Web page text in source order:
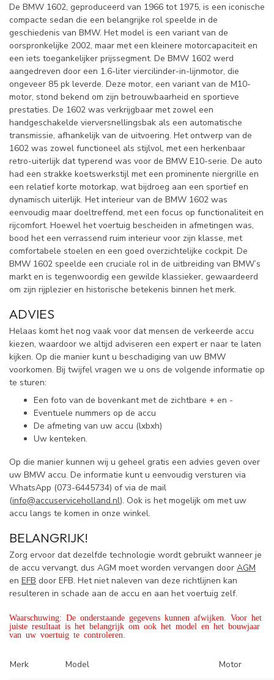
De BMW 1602, geproduceerd van 1966 tot 1975, is een iconische
compacte sedan die een belangrijke rol speelde in de
geschiedenis van BMW. Het model is een variant van de
oorspronkelijke 2002, maar met een kleinere motorcapaciteit en
een iets toegankelijker prijssegment. De BMW 1602 werd
aangedreven door een 1.6-liter viercilinder-in-lijnmotor, die
ongeveer 85 pk leverde. Deze motor, een variant van de M10-
motor, stond bekend om zijn betrouwbaarheid en sportieve
prestaties. De 1602 was verkrijgbaar met zowel een
handgeschakelde vierversnellingsbak als een automatische
transmissie, afhankelijk van de uitvoering. Het ontwerp van de
1602 was zowel functioneel als stijlvol, met een herkenbaar
retro-uiterlijk dat typerend was voor de BMW E10-serie. De auto
had een strakke koetswerkstijl met een prominente niergrille en
een relatief korte motorkap, wat bijdroeg aan een sportief en
dynamisch uiterlijk. Het interieur van de BMW 1602 was
eenvoudig maar doeltreffend, met een focus op functionaliteit en
rijcomfort. Hoewel het voertuig bescheiden in afmetingen was,
bood het een verrassend ruim interieur voor zijn klasse, met
comfortabele stoelen en een goed overzichtelijke cockpit. De
BMW 1602 speelde een cruciale rol in de uitbreiding van BMW’s
markt en is tegenwoordig een gewilde klassieker, gewaardeerd
om zijn rijplezier en historische betekenis binnen het merk.
ADVIES
Helaas komt het nog vaak voor dat mensen de verkeerde accu
kiezen, waardoor we altijd adviseren een expert er naar te laten
kijken. Op die manier kunt u beschadiging van uw BMW
voorkomen. Bij twijfel vragen we u ons de volgende informatie op
te sturen:
Een foto van de bovenkant met de zichtbare + en -
Eventuele nummers op de accu
De afmeting van uw accu (lxbxh)
Uw kenteken.
Op die manier kunnen wij u geheel gratis een advies geven over
uw BMW accu. De informatie kunt u eenvoudig versturen via
WhatsApp (073-6445734) of via de mail
(info@accuserviceholland.nl). Ook is het mogelijk om met uw
accu langs te komen in onze winkel.
BELANGRIJK!
Zorg ervoor dat dezelfde technologie wordt gebruikt wanneer je
de accu vervangt, dus AGM moet worden vervangen door AGM
en EFB door EFB. Het niet naleven van deze richtlijnen kan
resulteren in schade aan de accu en aan het voertuig zelf.
Waarschuwing: De onderstaande gegevens kunnen afwijken. Voor het
juiste resultaat is het belangrijk om ook het model en het bouwjaar
van uw voertuig te controleren.
Merk Model
Motor